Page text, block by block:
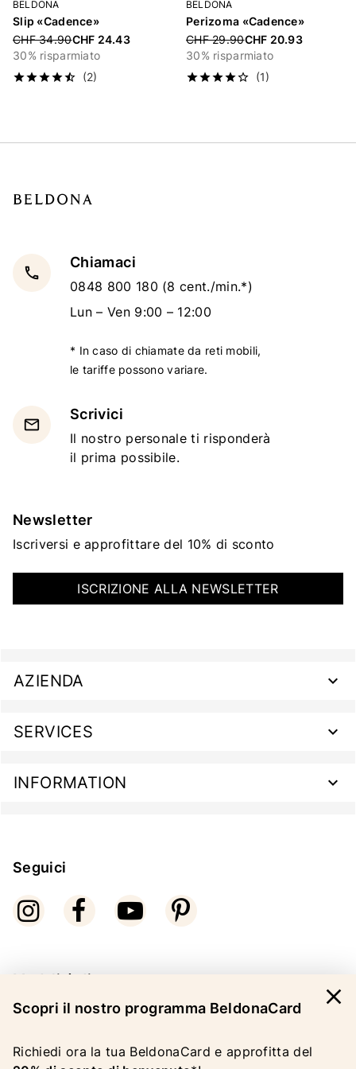
BELDONA
Slip «Cadence»
Price reduced from
CHF 34.90CHF 24.43
30% risparmiato
(2)
BELDONA
Perizoma «Cadence»
Price reduced from
CHF 29.90CHF 20.93
30% risparmiato
(1)
local_phone
Chiamaci
0848 800 180 (8 cent./min.*)
Lun – Ven 9:00 – 12:00
* In caso di chiamate da reti mobili,
le tariffe possono variare.
email
Scrivici
Il nostro personale ti risponderà
il prima possibile.
Newsletter
Iscriversi e approfittare del 10% di sconto
ISCRIZIONE ALLA NEWSLETTER
AZIENDA
SERVICES
INFORMATION
Seguici
Modalità di pagamento
Scopri il nostro programma BeldonaCard
Richiedi ora la tua BeldonaCard e approfitta del
close